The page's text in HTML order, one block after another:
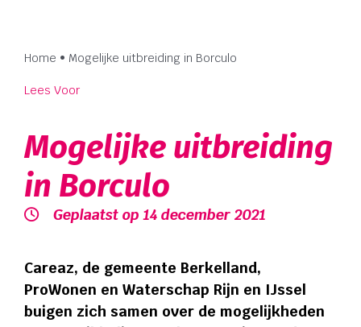
Home • Mogelijke uitbreiding in Borculo
Lees Voor
Mogelijke uitbreiding
in Borculo
Geplaatst op 14 december 2021
Careaz, de gemeente Berkelland,
ProWonen en Waterschap Rijn en IJssel
buigen zich samen over de mogelijkheden
Over Careaz
Vrijwilligers
Verwijzers
Privacy